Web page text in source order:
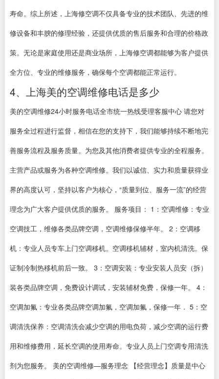
寿命。综上所述，上海修空调不仅具备专业的技术团队、先进的维
修设备和丰腴的修理经验，还提供优质的售后服务和合理的价格政
策。无论是家庭使用还是商业场所，上海修空调都能够为客户提供
全方位、专业的维修服务，确保每个空调都能正常运行。
4、上海美的空调维修电话是多少
美的空调维修24小时服务电话全市统一热线受理客服中心 请您对
服务全过程进行监督，相信在您的支持下，我们能够持续不断地完
善服务流程及服务质量。为您及其他消费者提供专业的全程服务。
主营产品或服务为各种空调维修。我们以诚信、实力和质量获得业
界的高度认可，坚持以客户为核心，“质量到位、服务一流”的经营
理念为广大客户提供优质的服务。 服务项目： 1：空调维修：专业
空调技工，维修各类品牌空调，空调维修保修半年。 2：空调移
机：专业人员专车上门空调移机。空调移机辅材，室内机清洗。保
证制冷制热移机前后一致。 3：空调安装：专业安装人员安（拆）
装各类品牌空调，免费设计调试，安装辅材免费，保修一年。 4：
空调加氟：专业各类品牌空调加氟，空调加氟，保修一年． 5：空
调清洗保养：空调清洗会减少空调的用电负荷，减少空调的运行费
用和维修费用，延长空调的使用寿命。专业人员上门空调专用清洗
剂为您服务。 美的空调维修—服务理念 【经营理念】质量是中心